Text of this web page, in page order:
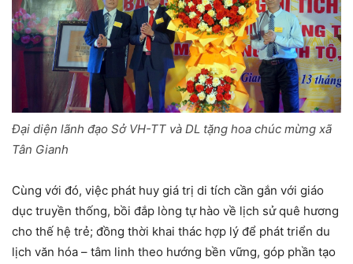
Đại diện lãnh đạo Sở VH-TT và DL tặng hoa chúc mừng xã
Tân Gianh
Cùng với đó, việc phát huy giá trị di tích cần gắn với giáo
dục truyền thống, bồi đắp lòng tự hào về lịch sử quê hương
cho thế hệ trẻ; đồng thời khai thác hợp lý để phát triển du
lịch văn hóa – tâm linh theo hướng bền vững, góp phần tạo